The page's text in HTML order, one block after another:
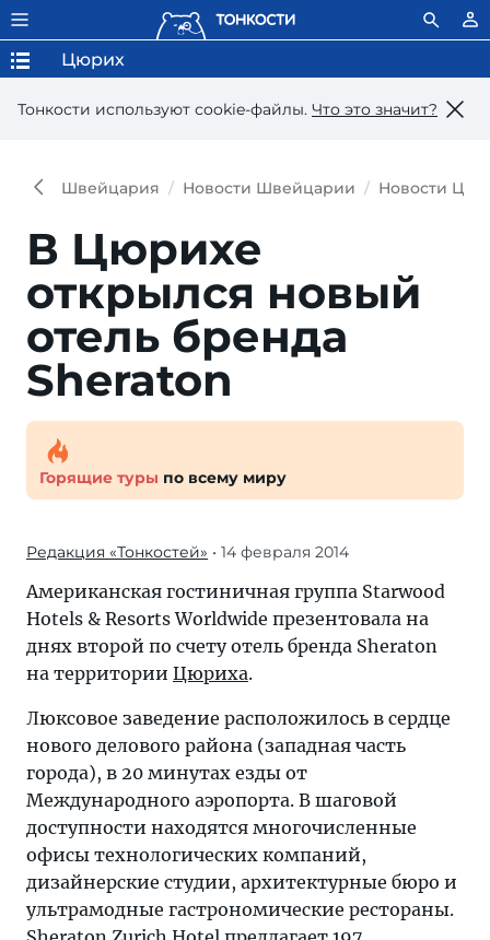
Тонкости используют сookie-файлы. Что это значит?
Цюрих
Швейцария Новости Швейцарии Новости
В Цюрихе
открылся новый
отель бренда
Sheraton
Горящие туры по всему миру
Редакция «Тонкостей» • 14 февраля 2014
Американская гостиничная группа Starwood
Hotels & Resorts Worldwide презентовала на
днях второй по счету отель бренда Sheraton
на территории Цюриха.
Люксовое заведение расположилось в сердце
нового делового района (западная часть
города), в 20 минутах езды от
Международного аэропорта. В шаговой
доступности находятся многочисленные
офисы технологических компаний,
дизайнерские студии, архитектурные бюро и
ультрамодные гастрономические рестораны.